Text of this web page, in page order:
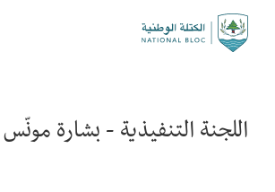
اللجنة التنفيذية - بشارة مونّس